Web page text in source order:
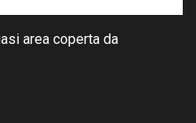
area coperta da